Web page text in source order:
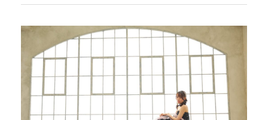
#撮影メニュー
ウエディング マタニティ